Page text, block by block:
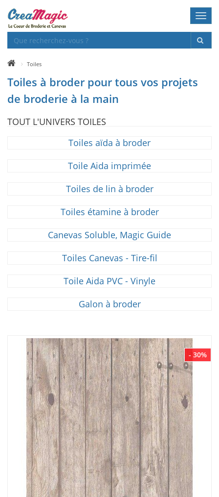
Toiles
Toiles à broder pour tous vos projets
de broderie à la main
TOUT L'UNIVERS TOILES
Toiles aïda à broder
Toile Aida imprimée
Toiles de lin à broder
Toiles étamine à broder
Canevas Soluble, Magic Guide
Toiles Canevas - Tire-fil
Toile Aida PVC - Vinyle
Galon à broder
- 30%